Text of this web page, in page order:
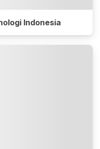
Indonesia